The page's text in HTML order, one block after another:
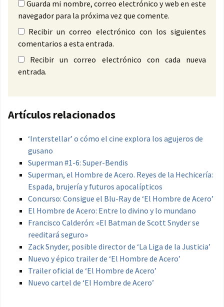
Guarda mi nombre, correo electrónico y web en este
navegador para la próxima vez que comente.
Recibir un correo electrónico con los siguientes
comentarios a esta entrada.
Recibir un correo electrónico con cada nueva
entrada.
Artículos relacionados
‘Interstellar’ o cómo el cine explora los agujeros de
gusano
Superman #1-6: Super-Bendis
Superman, el Hombre de Acero. Reyes de la Hechicería:
Espada, brujería y futuros apocalípticos
Concurso: Consigue el Blu-Ray de ‘El Hombre de Acero’
El Hombre de Acero: Entre lo divino y lo mundano
Francisco Calderón: «El Batman de Scott Snyder se
reeditará seguro»
Zack Snyder, posible director de ‘La Liga de la Justicia’
Nuevo y épico trailer de ‘El Hombre de Acero’
Trailer oficial de ‘El Hombre de Acero’
Nuevo cartel de ‘El Hombre de Acero’